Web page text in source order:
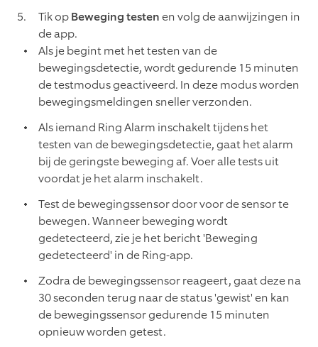
Tik opBeweging testenen volg de aanwijzingen in
de app.
Als je begint met het testen van de
bewegingsdetectie, wordt gedurende 15 minuten
de testmodus geactiveerd. In deze modus worden
bewegingsmeldingen sneller verzonden.
Als iemand Ring Alarm inschakelt tijdens het
testen van de bewegingsdetectie, gaat het alarm
bij de geringste beweging af. Voer alle tests uit
voordat je het alarm inschakelt.
Test de bewegingssensor door voor de sensor te
bewegen. Wanneer beweging wordt
gedetecteerd, zie je het bericht 'Beweging
gedetecteerd' in de Ring-app.
Zodra de bewegingssensor reageert, gaat deze na
30 seconden terug naar de status 'gewist' en kan
de bewegingssensor gedurende 15 minuten
opnieuw worden getest.